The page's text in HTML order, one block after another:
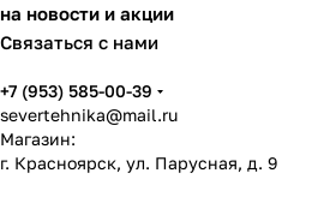
на новости и акции
Связаться с нами
+7 (953) 585-00-39
severtehnika@mail.ru
Магазин:
г. Красноярск, ул. Парусная, д. 9